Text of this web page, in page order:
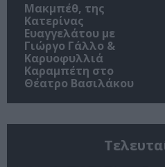
Μακμπέθ, της
Κατερίνας
Ευαγγελάτου με
Γιώργο Γάλλο &
Καρυοφυλλιά
Καραμπέτη στο
Θέατρο Βασιλάκου